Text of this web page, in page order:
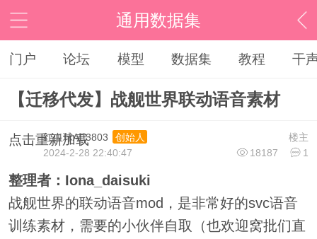
通用数据集
门户 论坛 模型 数据集 教程 干
【迁移代发】战舰世界联动语音素材
点击重新加载 楼主
红血球AE3803
创始人
18187
1
2024-2-28 22:40:47
整理者：Iona_daisuki
战舰世界的联动语音mod，是非常好的svc语音
训练素材，需要的小伙伴自取（也欢迎窝批们直